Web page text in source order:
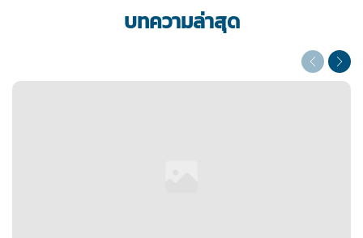
บทความล่าสุด
Previous
Next